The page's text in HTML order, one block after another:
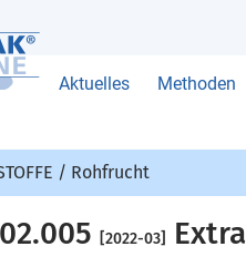
Aktuelles Methoden
/ Rohfrucht
[2022-03]